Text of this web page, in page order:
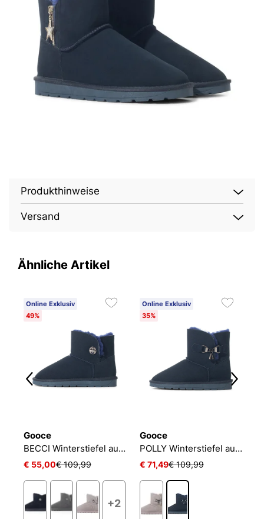
Produkthinweise
Versand
Ähnliche Artikel
Online Exklusiv
49%
Gooce
BECCI Winterstiefel aus Wildleder
€ 55,00€ 109,99
+2
Online Exklusiv
35%
Gooce
POLLY Winterstiefel aus Wildleder
€ 71,49€ 109,99